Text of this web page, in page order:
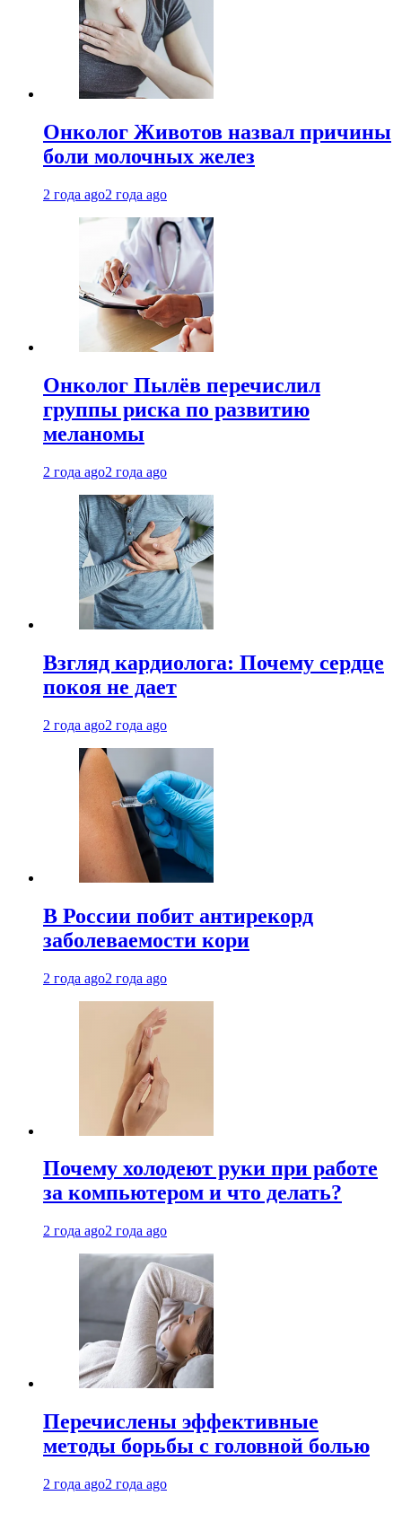
Онколог Животов назвал причины
боли молочных желез
2 года ago2 года ago
Онколог Пылёв перечислил
группы риска по развитию
меланомы
2 года ago2 года ago
Взгляд кардиолога: Почему сердце
покоя не дает
2 года ago2 года ago
В России побит антирекорд
заболеваемости кори
2 года ago2 года ago
Почему холодеют руки при работе
за компьютером и что делать?
2 года ago2 года ago
Перечислены эффективные
методы борьбы с головной болью
2 года ago2 года ago